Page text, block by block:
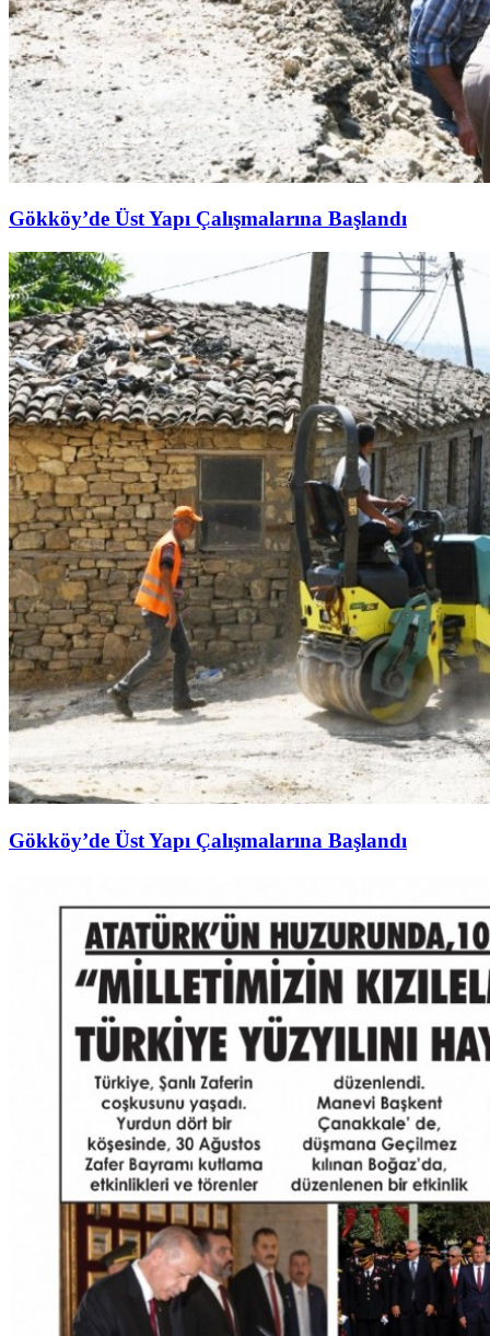
Gökköy’de Üst Yapı Çalışmalarına Başlandı
Gökköy’de Üst Yapı Çalışmalarına Başlandı